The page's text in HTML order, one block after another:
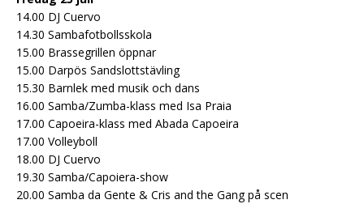
14.00 DJ Cuervo
14.30 Sambafotbollsskola
15.00 Brassegrillen öppnar
15.00 Darpös Sandslottstävling
15.30 Barnlek med musik och dans
16.00 Samba/Zumba-klass med Isa Praia
17.00 Capoeira-klass med Abada Capoeira
17.00 Volleyboll
18.00 DJ Cuervo
19.30 Samba/Capoiera-show
20.00 Samba da Gente & Cris and the Gang på scen